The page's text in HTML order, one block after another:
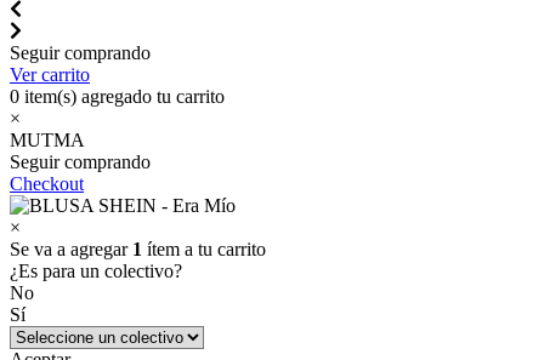
Seguir comprando
Ver carrito
0 item(s) agregado tu carrito
×
MUTMA
Seguir comprando
Checkout
×
Se va a agregar 1 ítem a tu carrito
¿Es para un colectivo?
No
Sí